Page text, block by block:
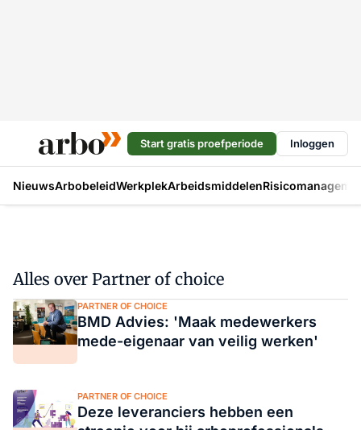
Start gratis proefperiode Inloggen
NieuwsArbobeleidWerkplekArbeidsmiddelen
Alles over Partner of choice
PARTNER OF CHOICE
BMD Advies: 'Maak medewerkers
mede-eigenaar van veilig werken'
PARTNER OF CHOICE
Deze leveranciers hebben een